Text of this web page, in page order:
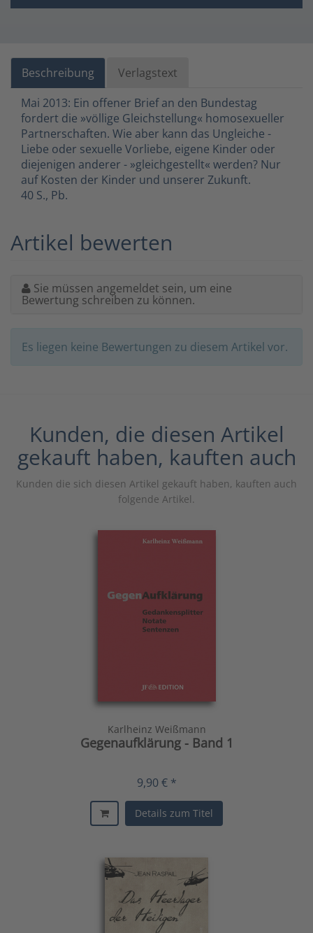
Beschreibung
Verlagstext
Mai 2013: Ein offener Brief an den Bundestag
fordert die »völlige Gleichstellung« homosexueller
Partnerschaften. Wie aber kann das Ungleiche -
Liebe oder sexuelle Vorliebe, eigene Kinder oder
diejenigen anderer - »gleichgestellt« werden? Nur
auf Kosten der Kinder und unserer Zukunft.
40 S., Pb.
Artikel bewerten
Sie müssen angemeldet sein, um eine
Bewertung schreiben zu können.
Es liegen keine Bewertungen zu diesem Artikel vor.
Kunden, die diesen Artikel
gekauft haben, kauften auch
Kunden die sich diesen Artikel gekauft haben, kauften auch
folgende Artikel.
Karlheinz Weißmann
Gegenaufklärung - Band 1
9,90 € *
Details zum Titel